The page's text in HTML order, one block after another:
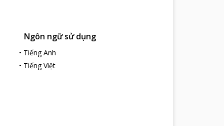
Ngôn ngữ sử dụng
• Tiếng Anh
• Tiếng Việt